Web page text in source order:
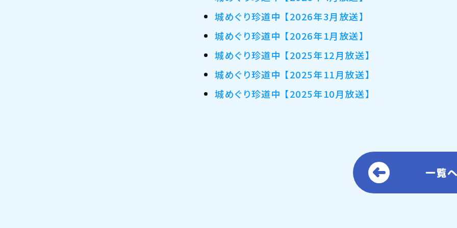
城めぐり珍道中 【2026年3月放送】
城めぐり珍道中 【2026年1月放送】
城めぐり珍道中 【2025年12月放送】
城めぐり珍道中 【2025年11月放送】
城めぐり珍道中 【2025年10月放送】
一覧